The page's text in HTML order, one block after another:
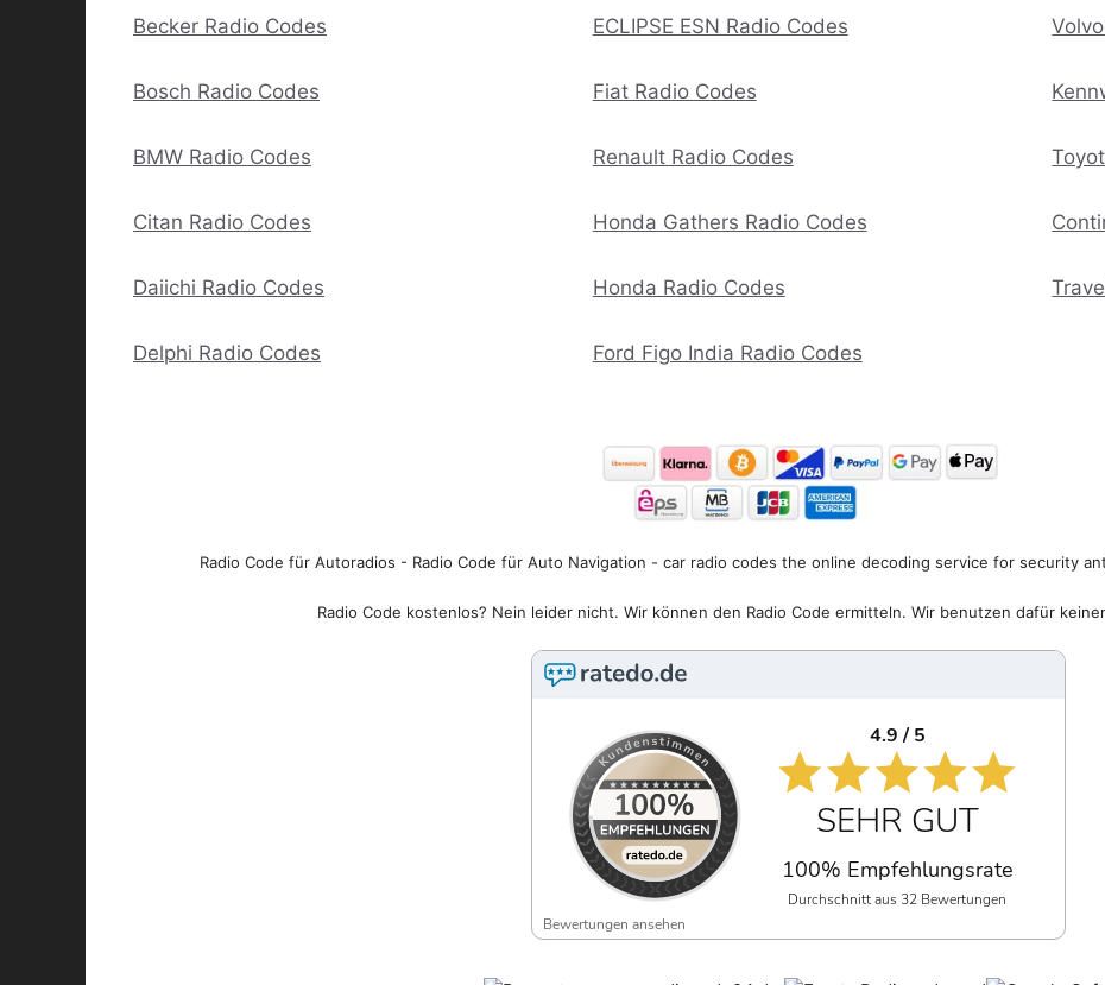
Becker Radio Codes
Bosch Radio Codes
BMW Radio Codes
Citan Radio Codes
Daiichi Radio Codes
Delphi Radio Codes
ECLIPSE ESN Radio Codes
Fiat Radio Codes
Renault Radio Codes
Honda Gathers Radio Codes
Honda Radio Codes
Ford Figo India Radio Codes
Radio Code für Autoradios - Radio Code für Auto Navigation - car radio codes the online decoding service for security
Radio Code kostenlos? Nein leider nicht. Wir können den Radio Code ermitteln. Wir benutzen dafür
4.9 / 5
SEHR GUT
100% Empfehlungsrate
Durchschnitt aus 32 Bewertungen
Bewertungen ansehen